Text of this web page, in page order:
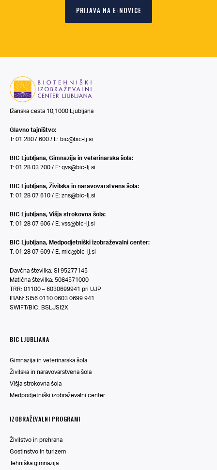
PRIJAVA NA E-NOVICE
Ižanska cesta 10,1000 Ljubljana
Glavno tajništvo:
T: 01 2807 600 / E: bic@bic-lj.si
BIC Ljubljana, Gimnazija in veterinarska šola:
T: 01 28 03 700 / E: gvs@bic-lj.si
BIC Ljubljana, Živilska in naravovarstvena šola:
T: 01 28 07 610 / E: zns@bic-lj.si
BIC Ljubljana, Višja strokovna šola:
T: 01 28 07 606 / E: vss@bic-lj.si
BIC Ljubljana, Medpodjetniški izobraževalni center:
T: 01 28 07 609 / E: mic@bic-lj.si
Davčna številka: SI 95277145
Matična številka: 5084571000
TRR: 01100 – 6030699941 pri UJP
IBAN: SI56 0110 0603 0699 941
SWIFT/BIC: BSLJSI2X
BIC LJUBLJANA
Gimnazija in veterinarska šola
Živilska in naravovarstvena šola
Višja strokovna šola
Medpodjetniški izobraževalni center
IZOBRAŽEVALNI PROGRAMI
Živilstvo in prehrana
Gostinstvo in turizem
Tehniška gimnazija